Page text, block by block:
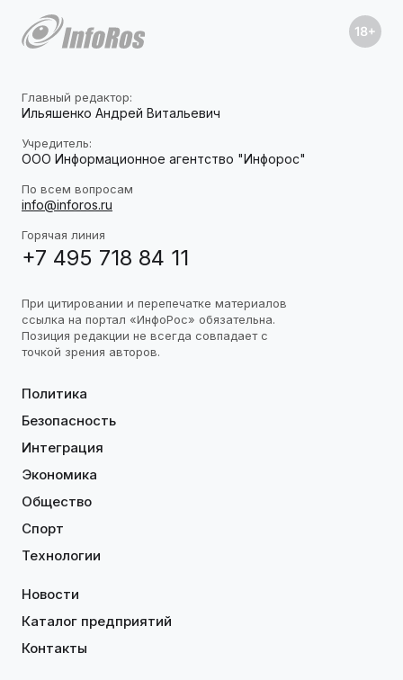
Главный редактор:
Ильяшенко Андрей Витальевич
Учредитель:
ООО Информационное агентство "Инфорос"
По всем вопросам
info@inforos.ru
Горячая линия
+7 495 718 84 11
При цитировании и перепечатке материалов
ссылка на портал «ИнфоРос» обязательна.
Позиция редакции не всегда совпадает с
точкой зрения авторов.
Политика
Безопасность
Интеграция
Экономика
Общество
Спорт
Технологии
Новости
Каталог предприятий
Контакты